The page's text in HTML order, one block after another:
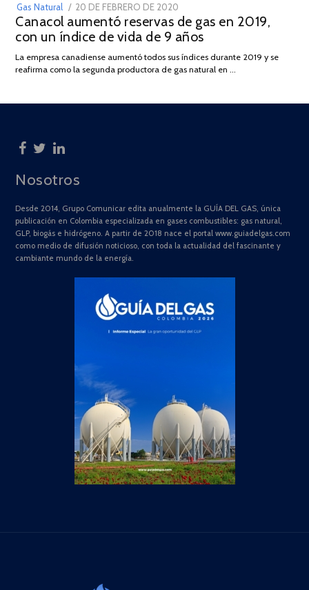
Gas Natural
POSTED
ON
20 DE FEBRERO DE 2020
DE
JULIO
2025
Canacol aumentó reservas de gas en 2019,
con un índice de vida de 9 años
La empresa canadiense aumentó todos sus índices durante 2019 y se
reafirma como la segunda productora de gas natural en …
Nosotros
Desde 2014, Grupo Comunicar edita anualmente la GUÍA DEL GAS, única
publicación en Colombia especializada en gases combustibles: gas natural,
GLP, biogás e hidrógeno. A partir de 2018 nace el portal www.guiadelgas.com
como medio de difusión noticioso, con toda la actualidad del fascinante y
cambiante mundo de la energía.